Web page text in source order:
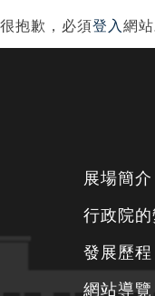
覽
很抱歉，必須登入網
展場簡介
行政院的
發展歷程
網站導覽